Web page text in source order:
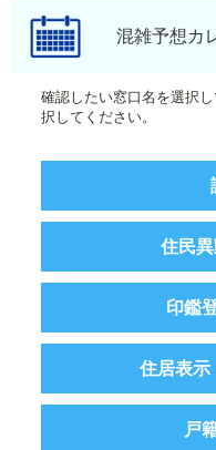
モバイルサイト
区役所フロアマップ
混雑予想カ
確認したい窓口名を選択
択してください。
住民
印鑑
住居表示
戸